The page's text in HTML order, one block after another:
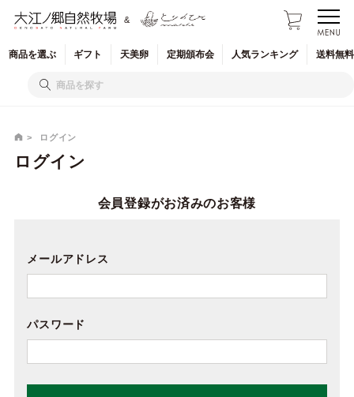
&
商品を選ぶ ギフト 天美卵 定期頒布会 人気ランキング 送料無
ログイン
ログイン
会員登録がお済みのお客様
メールアドレス
パスワード